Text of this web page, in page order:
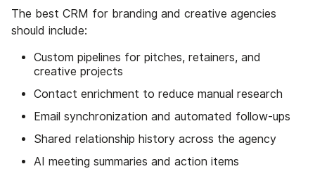
The best CRM for branding and creative agencies
should include:
Custom pipelines for pitches, retainers, and
creative projects
Contact enrichment to reduce manual research
Email synchronization and automated follow-ups
Shared relationship history across the agency
AI meeting summaries and action items